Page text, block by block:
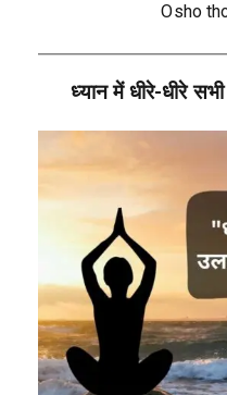
Osho
ध्यान में धीरे-धीरे